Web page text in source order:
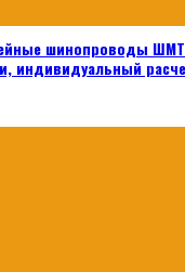
шинопроводы
индивидуальный